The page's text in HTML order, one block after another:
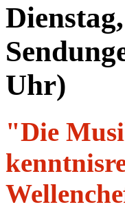
Uhr)
"Die